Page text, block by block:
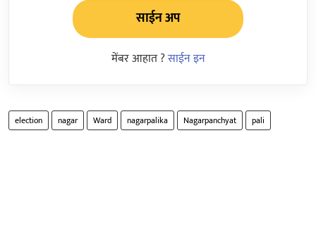
साईन अप
मेंबर आहात ?साईन इन
election nagar Ward nagarpalika Nagarpanchyat pali